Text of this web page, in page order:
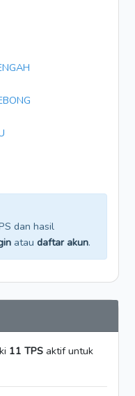
dan hasil
atau daftar akun.
11 TPS aktif untuk